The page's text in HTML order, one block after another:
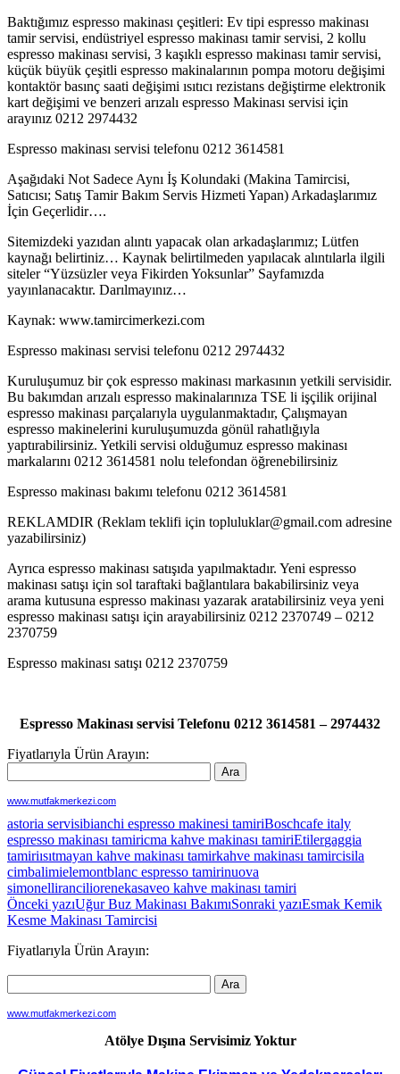
Baktığımız espresso makinası çeşitleri: Ev tipi espresso makinası
tamir servisi, endüstriyel espresso makinası tamir servisi, 2 kollu
espresso makinası servisi, 3 kaşıklı espresso makinası tamir servisi,
küçük büyük çeşitli espresso makinalarının pompa motoru değişimi
kontaktör basınç saati değişimi ısıtıcı rezistans değiştirme elektronik
kart değişimi ve benzeri arızalı espresso Makinası servisi için
arayınız 0212 2974432
Espresso makinası servisi telefonu 0212 3614581
Aşağıdaki Not Sadece Aynı İş Kolundaki (Makina Tamircisi,
Satıcısı; Satış Tamir Bakım Servis Hizmeti Yapan) Arkadaşlarımız
İçin Geçerlidir….
Sitemizdeki yazıdan alıntı yapacak olan arkadaşlarımız; Lütfen
kaynağı belirtiniz… Kaynak belirtilmeden yapılacak alıntılarla ilgili
siteler “Yüzsüzler veya Fikirden Yoksunlar” Sayfamızda
yayınlanacaktır. Darılmayınız…
Kaynak: www.tamircimerkezi.com
Espresso makinası servisi telefonu 0212 2974432
Kuruluşumuz bir çok espresso makinası markasının yetkili servisidir.
Bu bakımdan arızalı espresso makinalarınıza TSE li işçilik orijinal
espresso makinası parçalarıyla uygulanmaktadır, Çalışmayan
espresso makinelerini kuruluşumuzda gönül rahatlığıyla
yaptırabilirsiniz. Yetkili servisi olduğumuz espresso makinası
markalarını 0212 3614581 nolu telefondan öğrenebilirsiniz
Espresso makinası bakımı telefonu 0212 3614581
REKLAMDIR (Reklam teklifi için topluluklar@gmail.com adresine
yazabilirsiniz)
Ayrıca espresso makinası satışıda yapılmaktadır. Yeni espresso
makinası satışı için sol taraftaki bağlantılara bakabilirsiniz veya
arama kutusuna espresso makinası yazarak aratabilirsiniz veya yeni
espresso makinası satışı için arayabilirsiniz 0212 2370749 – 0212
2370759
Espresso makinası satışı 0212 2370759
Espresso Makinası servisi Telefonu 0212 3614581 – 2974432
Fiyatlarıyla Ürün Arayın:
www.mutfakmerkezi.com
astoria servisibianchi espresso makinesi tamiriBoschcafe italy
espresso makinası tamiricma kahve makinası tamiriEtilergaggia
tamiriısıtmayan kahve makinası tamirkahve makinası tamircisila
cimbalimielemontblanc espresso tamirinuova
simonelliranciliorenekasaveo kahve makinası tamiri
Yazı
dolaşımı
Önceki yazıUğur Buz Makinası BakımıSonraki yazıEsmak Kemik
Kesme Makinası Tamircisi
Fiyatlarıyla Ürün Arayın:
www.mutfakmerkezi.com
Atölye Dışına Servisimiz Yoktur